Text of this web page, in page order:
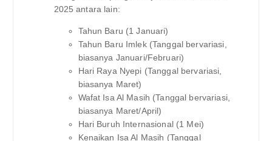
2025 antara lain:
Tahun Baru (1 Januari)
Tahun Baru Imlek (Tanggal bervariasi,
biasanya Januari/Februari)
Hari Raya Nyepi (Tanggal bervariasi,
biasanya Maret)
Wafat Isa Al Masih (Tanggal bervariasi,
biasanya Maret/April)
Hari Buruh Internasional (1 Mei)
Kenaikan Isa Al Masih (Tanggal